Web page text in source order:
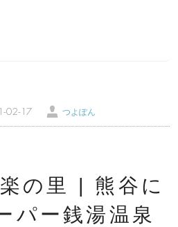
当サイトについて
02-17 Ü つよぽん
の里 | 熊谷に
パー銭湯温泉